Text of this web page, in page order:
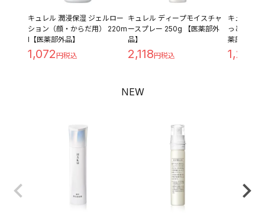
キュレル 潤浸保湿 ジェルロー
ション（顔・からだ用） 220m
l【医薬部外品】
1,072
キュレル ディープモイスチャ
ースプレー 250g 【医薬部外
品】
2,118
キュレル
っとり つ
薬部外品】
1,209
NEW